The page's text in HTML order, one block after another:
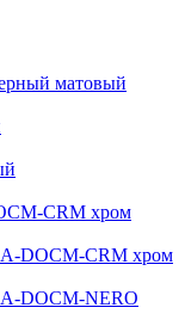
матовый
CRM хром
DOCM-CRM хром
DOCM-NERO